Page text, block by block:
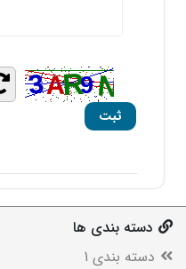
دسته بندی ها
دسته بندی 1